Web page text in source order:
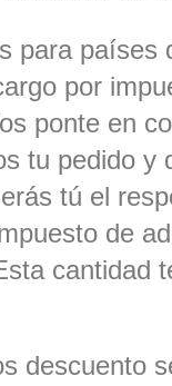
para países
por
ponte en
tu pedido y
tú el
de
cantidad
descuento